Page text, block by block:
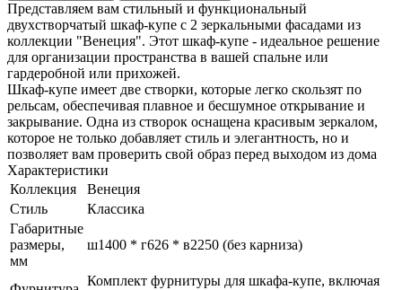
Представляем вам стильный и функциональный
двухстворчатый шкаф-купе с 2 зеркальными фасадами из
коллекции "Венеция". Этот шкаф-купе - идеальное решение
для организации пространства в вашей спальне или
гардеробной или прихожей.
Шкаф-купе имеет две створки, которые легко скользят по
рельсам, обеспечивая плавное и бесшумное открывание и
закрывание. Одна из створок оснащена красивым зеркалом,
которое не только добавляет стиль и элегантность, но и
позволяет вам проверить свой образ перед выходом из дома
Характеристики
Коллекция
Венеция
Стиль
Классика
Габаритные
размеры,
мм
ш1400 * г626 * в2250 (без карниза)
Комплект фурнитуры для шкафа-купе, включая